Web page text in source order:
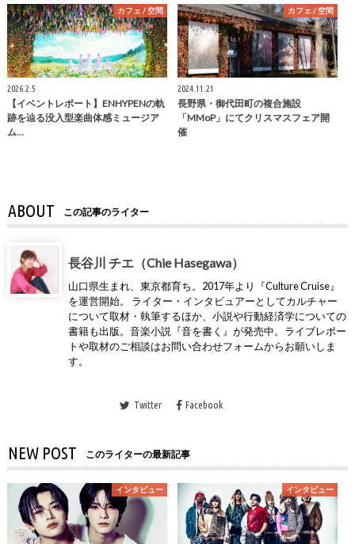
カフェ / 空間
2026.2.5
【イベントレポート】ENHYPENの軌
跡を辿る没入型楽曲体感ミュージア
ム…
カフェ / 空間
2024.11.21
長野県・御代田町の複合施設
「MMoP」にてクリスマスフェア開
催
ABOUT この記事のライター
長谷川 チエ（Chie Hasegawa）
山口県生まれ、東京都育ち。2017年より『Culture Cruise』
を運営開始。 ライター・インタビュアーとしてカルチャー
について取材・執筆するほか、小説や行動経済学についての
書籍も出版。音楽小説『音を書く』が発売中。ライブレポー
トや取材のご相談はお問い合わせフォームからお願いしま
す。
Twitter Facebook
NEW POST このライターの最新記事
インタビュー インタビュー